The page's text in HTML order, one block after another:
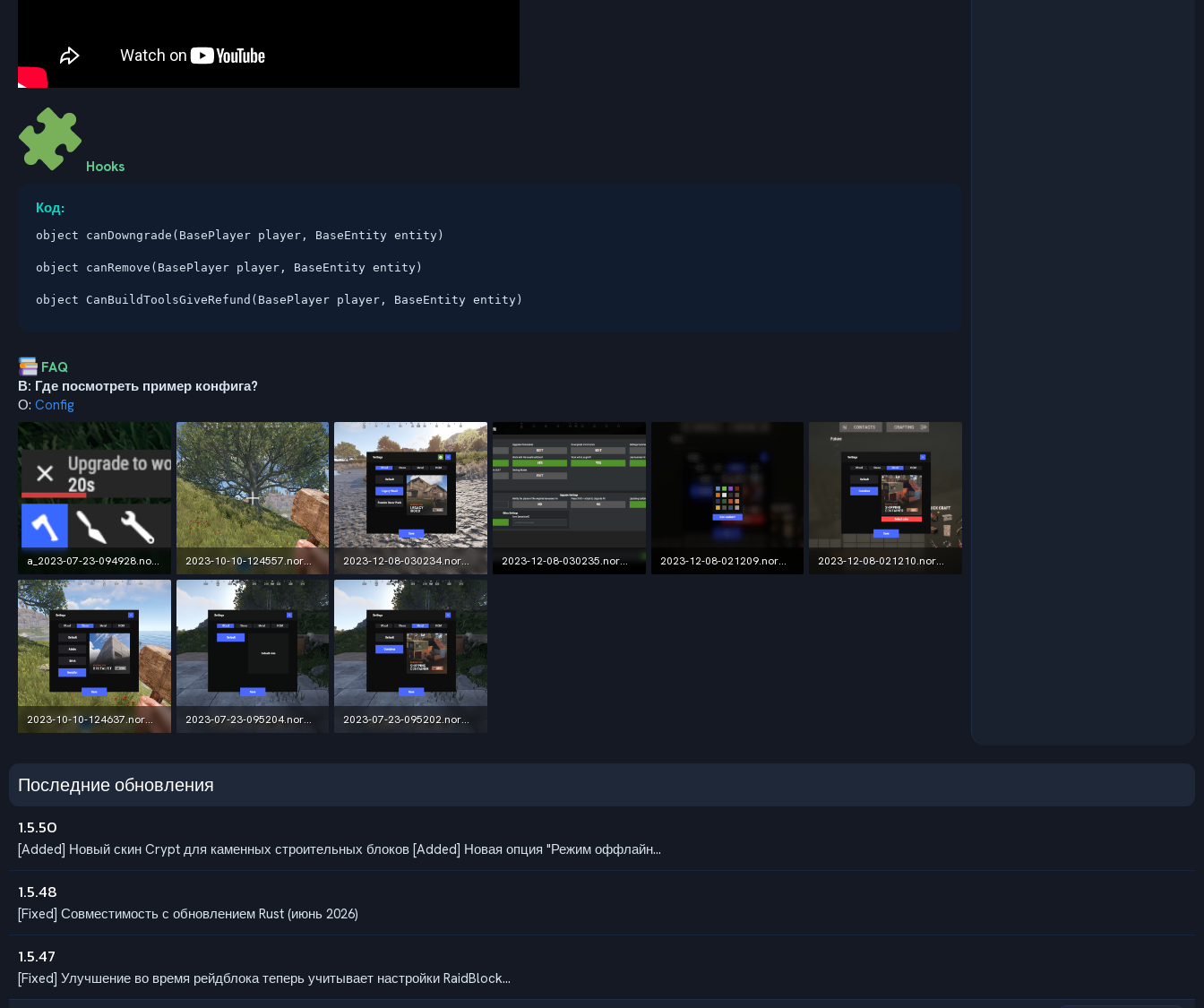
Hooks
Код:
object canDowngrade(BasePlayer player, BaseEntity entity)
object canRemove(BasePlayer player, BaseEntity entity)
object CanBuildToolsGiveRefund(BasePlayer player, BaseEntity entity)
FAQ
В: Где посмотреть пример конфига?
О: Config
a_2023-07-23-094928.normal.png.d3de664d15f92fa5ba2ace467092fbc2.png
43,6 КБ · Просмотры: 102
2023-10-10-124557.normal.png.5a0ffe673e6fb88f7fd64aba2b3b9c81.png
3,6 МБ · Просмотры: 105
2023-12-08-030234.normal(1).png.133b8a12ce6aba7059abfe67d276213a.png
2023-12-08-030235.normal.png.9d2cd42287373082f924052c861f5877.png
2023-12-08-021209.normal.png.2a0e4e8d319adf18c2d4bde24894ace3.png
2023-12-08-021210.normal(1).png.ddb9981b498d6cdc3d64fbb51e83db8d.png
2023-10-10-124637.normal.png.52c23e8b59bbe40ed0b8faf284799d5d.png
2023-07-23-095204.normal.png.2e44893613f665b62ccc9909dd1e5c9f.png
2023-07-23-095202.normal.png.afbf300e206eebb02d0961b411477024.png
Последние обновления
1.5.50
[Added] Новый скин Crypt для каменных строительных блоков [Added] Новая опция "Режим оффлайн...
1.5.48
[Fixed] Совместимость с обновлением Rust (июнь 2026)
1.5.47
[Fixed] Улучшение во время рейдблока теперь учитывает настройки RaidBlock...